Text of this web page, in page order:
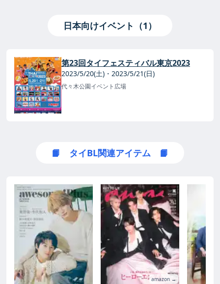
日本向けイベント（1）
第23回タイフェスティバル東京2023
2023/5/20(土)・2023/5/21(日)
代々木公園イベント広場
📙 タイBL関連アイテム 📙
amazon →